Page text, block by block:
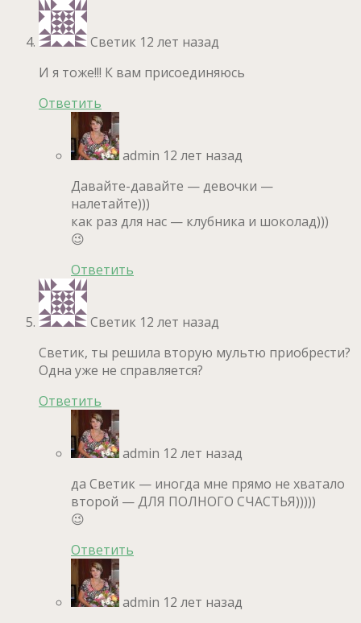
Светик 12 лет назад
И я тоже!!! К вам присоединяюсь
Ответить
admin 12 лет назад
Давайте-давайте — девочки —
налетайте)))
как раз для нас — клубника и шоколад)))
😉
Ответить
Светик 12 лет назад
Светик, ты решила вторую мультю приобрести?
Одна уже не справляется?
Ответить
admin 12 лет назад
да Светик — иногда мне прямо не хватало
второй — ДЛЯ ПОЛНОГО СЧАСТЬЯ)))))
😉
Ответить
admin 12 лет назад